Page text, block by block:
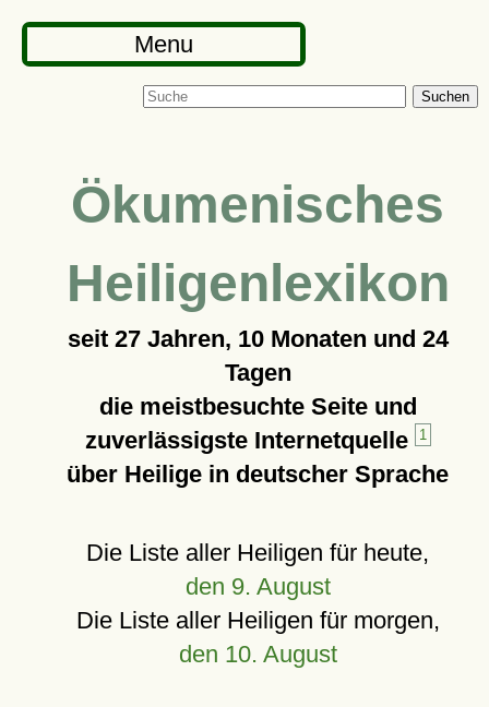
Menu
Suchen
Ökumenisches
Heiligenlexikon
seit 27 Jahren, 10 Monaten und 24
Tagen
die meistbesuchte Seite und
zuverlässigste Internetquelle
1
über Heilige in deutscher Sprache
Die Liste aller Heiligen für heute,
den 9. August
Die Liste aller Heiligen für morgen,
den 10. August